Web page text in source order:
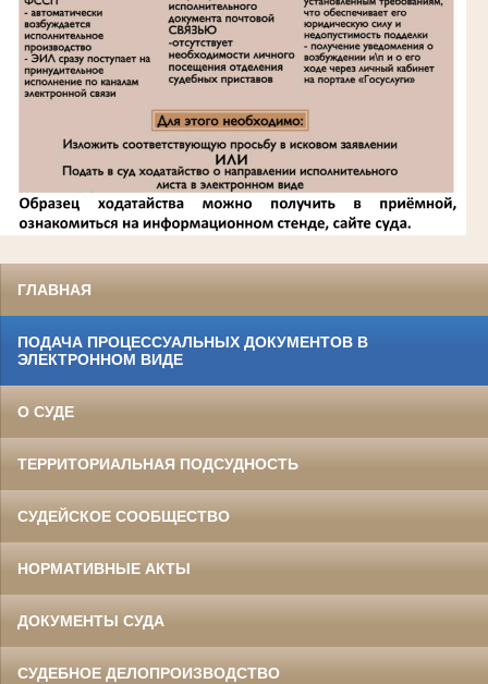
ГЛАВНАЯ
ПОДАЧА ПРОЦЕССУАЛЬНЫХ ДОКУМЕНТОВ В
ЭЛЕКТРОННОМ ВИДЕ
О СУДЕ
ТЕРРИТОРИАЛЬНАЯ ПОДСУДНОСТЬ
СУДЕЙСКОЕ СООБЩЕСТВО
НОРМАТИВНЫЕ АКТЫ
ДОКУМЕНТЫ СУДА
СУДЕБНОЕ ДЕЛОПРОИЗВОДСТВО